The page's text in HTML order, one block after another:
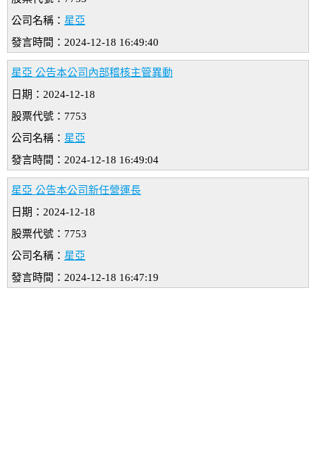
公司名稱： 星亞
發言時間：2024-12-18 16:49:40
星亞 公告本公司內部稽核主管異動
日期：2024-12-18
股票代號：7753
公司名稱： 星亞
發言時間：2024-12-18 16:49:04
星亞 公告本公司新任營運長
日期：2024-12-18
股票代號：7753
公司名稱： 星亞
發言時間：2024-12-18 16:47:19